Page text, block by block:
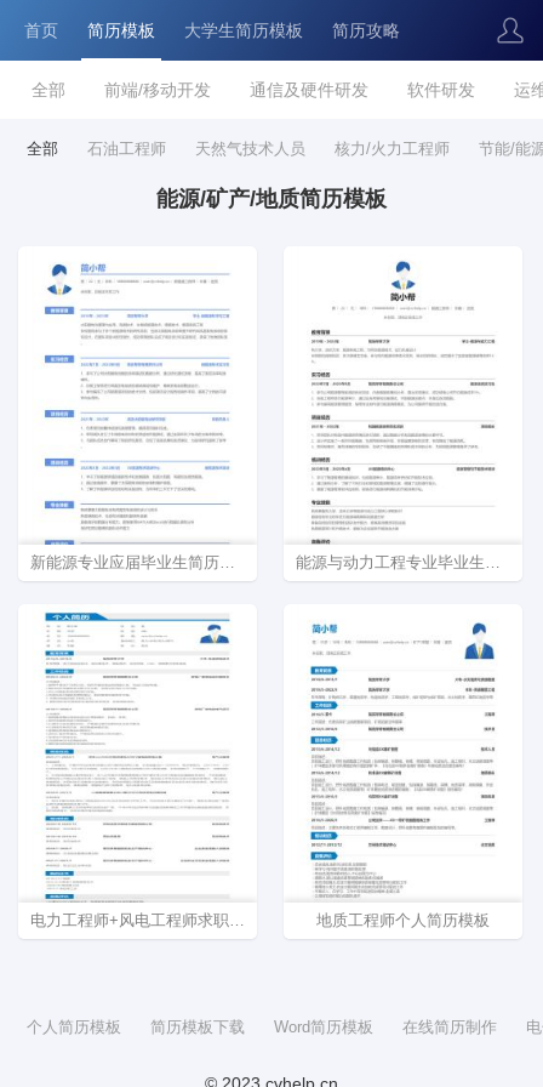
首页 简历模板 大学生简历模板 简历攻略
全部 前端/移动开发 通信及硬件研发 软件研发 运
全部 石油工程师 天然气技术人员 核力/火力工程师 节能/能
能源/矿产/地质简历模板
地质工程师个人简历模板
个人简历模板 简历模板下载 Word简历模板 在线简历制作
© 2023 cvhelp.cn